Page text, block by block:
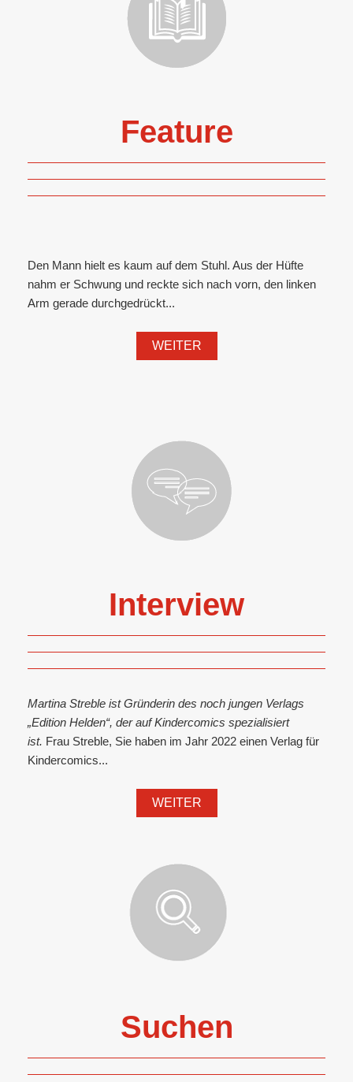
Feature
Den Mann hielt es kaum auf dem Stuhl. Aus der Hüfte
nahm er Schwung und reckte sich nach vorn, den linken
Arm gerade durchgedrückt...
WEITER
Interview
Martina Streble ist Gründerin des noch jungen Verlags
„Edition Helden“, der auf Kindercomics spezialisiert
ist. Frau Streble, Sie haben im Jahr 2022 einen Verlag für
Kindercomics...
WEITER
Suchen